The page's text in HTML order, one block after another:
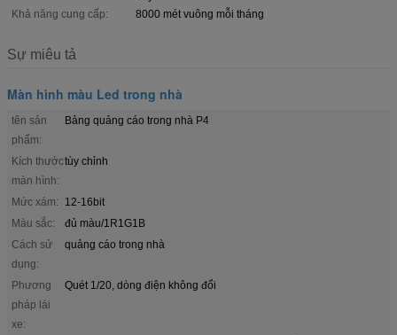
Khả năng cung cấp:
8000 mét vuông mỗi tháng
Sự miêu tả
Màn hình màu Led trong nhà
tên sản
phẩm:
Bảng quảng cáo trong nhà P4
Kích thước
màn hình:
tùy chỉnh
Mức xám:
12-16bit
Màu sắc:
đủ màu/1R1G1B
Cách sử
dụng:
quảng cáo trong nhà
Phương
pháp lái
xe:
Quét 1/20, dòng điện không đổi